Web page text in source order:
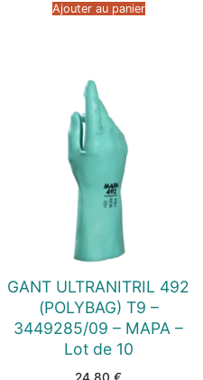
Ajouter au panier
GANT ULTRANITRIL 492
(POLYBAG) T9 –
3449285/09 – MAPA –
Lot de 10